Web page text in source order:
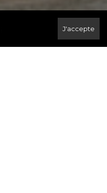
J'accepte